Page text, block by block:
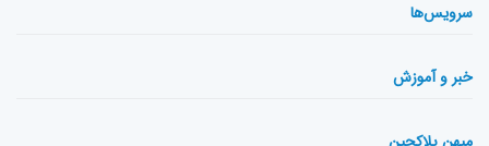
سرویس‌ها
خبر و آموزش